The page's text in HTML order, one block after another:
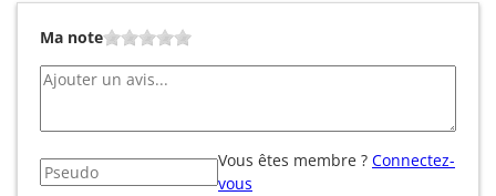
Ma note
Vous êtes membre ? Connectez-
vous